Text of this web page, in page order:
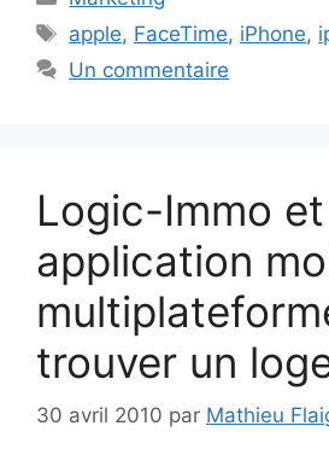
Étiquettes
apple, FaceTime, iPhone,
Un commentaire
Logic-Immo
application
trouver un
30 avril 2010 par Mathieu